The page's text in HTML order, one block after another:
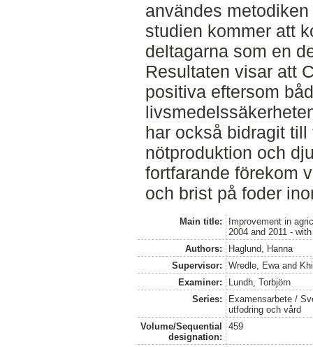
användes
studien kommer att
deltagarna som en
Resultaten visar att
positiva eftersom
har också bidragit
nötproduktion och
fortfarande förekom
och brist på foder
Main title:
Improvement in
2004 and 2011 -
Authors:
Haglund, Hanna
Supervisor:
Wredle, Ewa and
Examiner:
Lundh, Torbjörn
Series:
Examensarbete /
utfodring och vård
Volume/Sequential
designation:
459